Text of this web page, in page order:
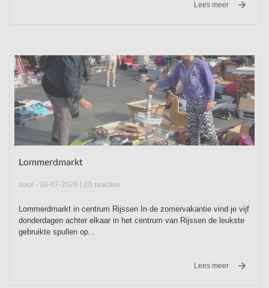
Lees meer 
Lommerdmarkt
door - 10-07-2026 | (0) reacties
Lommerdmarkt in centrum Rijssen In de zomervakantie vind je vijf
donderdagen achter elkaar in het centrum van Rijssen de leukste
gebruikte spullen op...
Lees meer 